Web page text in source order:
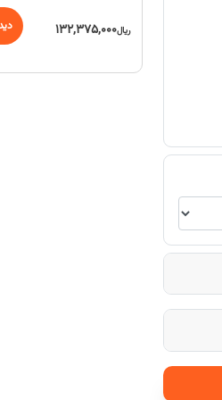
ریال132,375,000